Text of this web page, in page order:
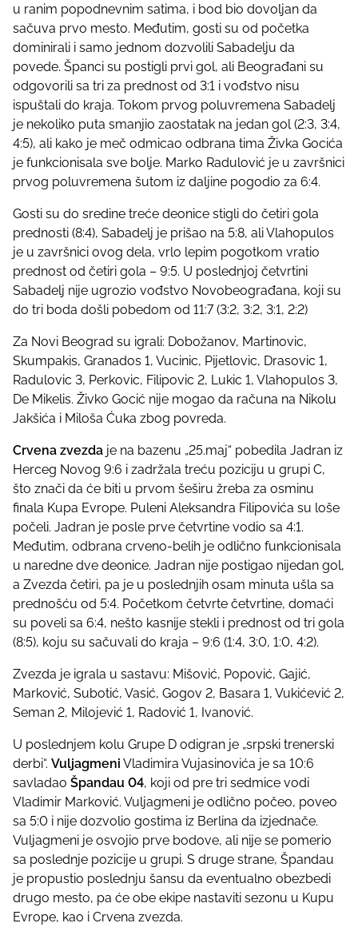
u ranim popodnevnim satima, i bod bio dovoljan da
sačuva prvo mesto. Međutim, gosti su od početka
dominirali i samo jednom dozvolili Sabadelju da
povede. Španci su postigli prvi gol, ali Beograđani su
odgovorili sa tri za prednost od 3:1 i vođstvo nisu
ispuštali do kraja. Tokom prvog poluvremena Sabadelj
je nekoliko puta smanjio zaostatak na jedan gol (2:3, 3:4,
4:5), ali kako je meč odmicao odbrana tima Živka Gocića
je funkcionisala sve bolje. Marko Radulović je u završnici
prvog poluvremena šutom iz daljine pogodio za 6:4.
Gosti su do sredine treće deonice stigli do četiri gola
prednosti (8:4), Sabadelj je prišao na 5:8, ali Vlahopulos
je u završnici ovog dela, vrlo lepim pogotkom vratio
prednost od četiri gola – 9:5. U poslednjoj četvrtini
Sabadelj nije ugrozio vođstvo Novobeograđana, koji su
do tri boda došli pobedom od 11:7 (3:2, 3:2, 3:1, 2:2)
Za Novi Beograd su igrali: Dobožanov, Martinovic,
Skumpakis, Granados 1, Vucinic, Pijetlovic, Drasovic 1,
Radulovic 3, Perkovic, Filipovic 2, Lukic 1, Vlahopulos 3,
De Mikelis. Živko Gocić nije mogao da računa na Nikolu
Jakšića i Miloša Ćuka zbog povreda.
Crvena zvezda je na bazenu „25.maj“ pobedila Jadran iz
Herceg Novog 9:6 i zadržala treću poziciju u grupi C,
što znači da će biti u prvom šeširu žreba za osminu
finala Kupa Evrope. Puleni Aleksandra Filipovića su loše
počeli. Jadran je posle prve četvrtine vodio sa 4:1.
Međutim, odbrana crveno-belih je odlično funkcionisala
u naredne dve deonice. Jadran nije postigao nijedan gol,
a Zvezda četiri, pa je u poslednjih osam minuta ušla sa
prednošću od 5:4. Početkom četvrte četvrtine, domaći
su poveli sa 6:4, nešto kasnije stekli i prednost od tri gola
(8:5), koju su sačuvali do kraja – 9:6 (1:4, 3:0, 1:0, 4:2).
Zvezda je igrala u sastavu: Mišović, Popović, Gajić,
Marković, Subotić, Vasić, Gogov 2, Basara 1, Vukićević 2,
Seman 2, Milojević 1, Radović 1, Ivanović.
U poslednjem kolu Grupe D odigran je „srpski trenerski
derbi“. Vuljagmeni Vladimira Vujasinovića je sa 10:6
savladao Špandau 04, koji od pre tri sedmice vodi
Vladimir Marković. Vuljagmeni je odlično počeo, poveo
sa 5:0 i nije dozvolio gostima iz Berlina da izjednače.
Vuljagmeni je osvojio prve bodove, ali nije se pomerio
sa poslednje pozicije u grupi. S druge strane, Špandau
je propustio poslednju šansu da eventualno obezbedi
drugo mesto, pa će obe ekipe nastaviti sezonu u Kupu
Evrope, kao i Crvena zvezda.